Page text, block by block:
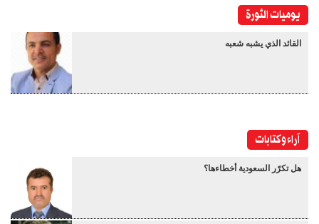
يوميات الثورة
القائد الذي يشبه شعبه
آراء وكتابات
هل تكرّر السعودية أخطاءها؟